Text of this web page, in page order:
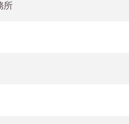
所